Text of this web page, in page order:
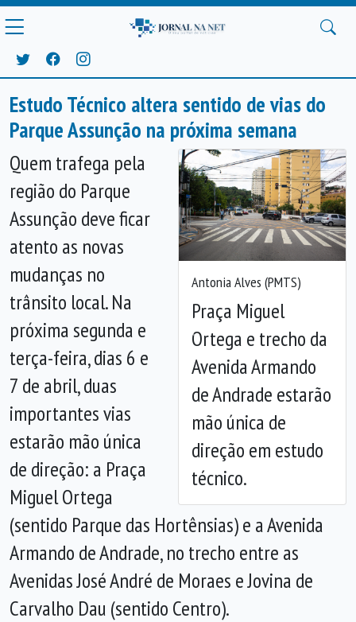
Estudo Técnico altera sentido de vias do
Parque Assunção na próxima semana
Antonia Alves (PMTS)
Praça Miguel
Ortega e trecho da
Avenida Armando
de Andrade estarão
mão única de
direção em estudo
técnico.
Anterior
Quem trafega pela
região do Parque
Assunção deve ficar
atento as novas
mudanças no
trânsito local. Na
próxima segunda e
terça-feira, dias 6 e
7 de abril, duas
importantes vias
estarão mão única
de direção: a Praça
Miguel Ortega
(sentido Parque das Hortênsias) e a Avenida
Armando de Andrade, no trecho entre as
Avenidas José André de Moraes e Jovina de
Carvalho Dau (sentido Centro).